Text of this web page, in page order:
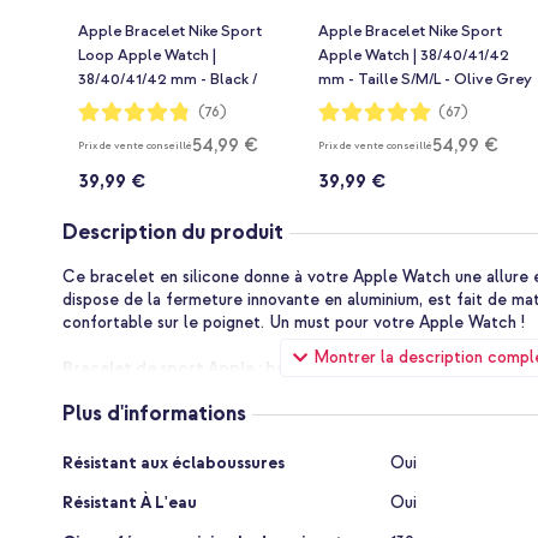
Apple Bracelet Nike Sport
Loop Apple Watch |
38/40/41/42 mm - Black /
Grey
Notation:
96%
(76)
Prix de vente conseillé54,99 €
39,99 €
Apple Bracelet Nike Sport
Apple Watch | 38/40/41/42
mm - Taille S/M/L - Olive Grey
/ Black
Notation:
99%
(67)
Prix de vente conseillé54,99 €
39,99 €
Description du produit
Montrer la description
Ce bracelet en silicone donne à votre Apple Watch une
dispose de la fermeture innovante en aluminium, est fait de
confortable sur le poignet. Un must pour votre Apple Watch !
Bracelet de sport Apple : bougez au maximum
routine quotidienne, ce bracelet est votre partenaire idéal. Il
de vie actif, sans compromettre le style ou le confort.
Silicone doux et souple
Plus d'informations
Plus
Résistant aux éclaboussures
Oui
Résistant À L'eau
Oui